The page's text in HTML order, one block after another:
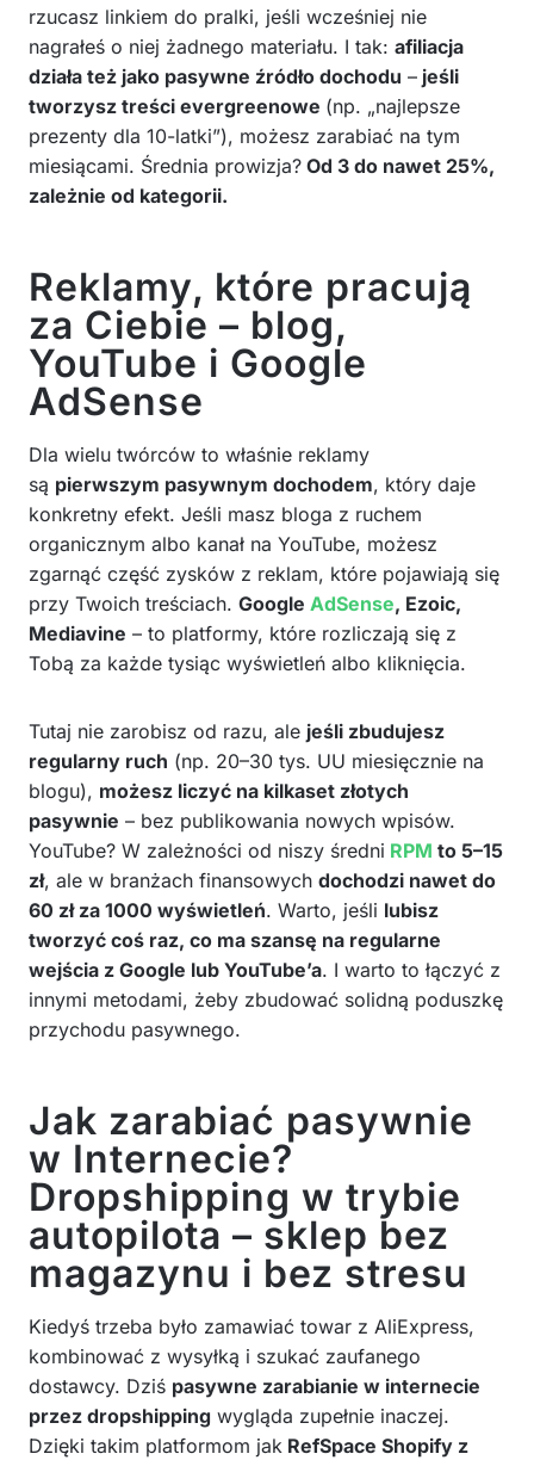
rzucasz linkiem do pralki, jeśli wcześniej nie
nagrałeś o niej żadnego materiału. I tak: afiliacja
działa też jako pasywne źródło dochodu – jeśli
tworzysz treści evergreenowe (np. „najlepsze
prezenty dla 10-latki”), możesz zarabiać na tym
miesiącami. Średnia prowizja? Od 3 do nawet 25%,
zależnie od kategorii.
Reklamy, które pracują
za Ciebie – blog,
YouTube i Google
AdSense
Dla wielu twórców to właśnie reklamy
są pierwszym pasywnym dochodem, który daje
konkretny efekt. Jeśli masz bloga z ruchem
organicznym albo kanał na YouTube, możesz
zgarnąć część zysków z reklam, które pojawiają się
przy Twoich treściach. Google AdSense, Ezoic,
Mediavine – to platformy, które rozliczają się z
Tobą za każde tysiąc wyświetleń albo kliknięcia.
Tutaj nie zarobisz od razu, ale jeśli zbudujesz
regularny ruch (np. 20–30 tys. UU miesięcznie na
blogu), możesz liczyć na kilkaset złotych
pasywnie – bez publikowania nowych wpisów.
YouTube? W zależności od niszy średni RPM to 5–15
zł, ale w branżach finansowych dochodzi nawet do
60 zł za 1000 wyświetleń. Warto, jeśli lubisz
tworzyć coś raz, co ma szansę na regularne
wejścia z Google lub YouTube’a. I warto to łączyć z
innymi metodami, żeby zbudować solidną poduszkę
przychodu pasywnego.
Jak zarabiać pasywnie
w Internecie?
Dropshipping w trybie
autopilota – sklep bez
magazynu i bez stresu
Kiedyś trzeba było zamawiać towar z AliExpress,
kombinować z wysyłką i szukać zaufanego
dostawcy. Dziś pasywne zarabianie w internecie
przez dropshipping wygląda zupełnie inaczej.
Dzięki takim platformom jak RefSpace Shopify z